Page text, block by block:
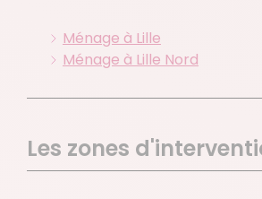
Ménage à Lille
Ménage à Lille Nord
Les zones